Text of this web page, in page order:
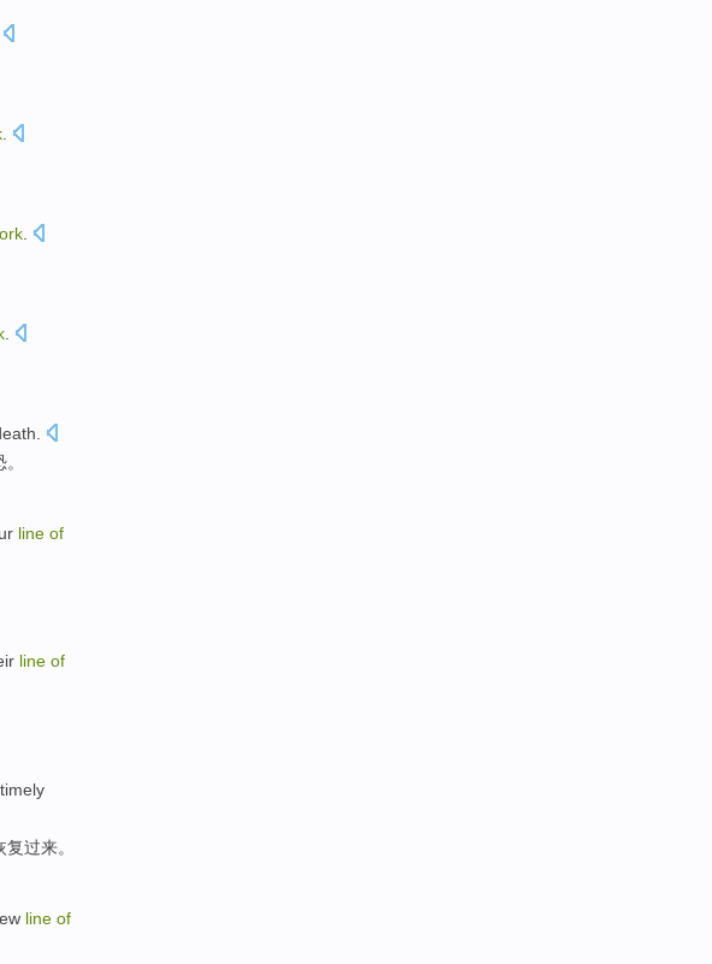
.
。
line of
line of
timely
过来。
line of